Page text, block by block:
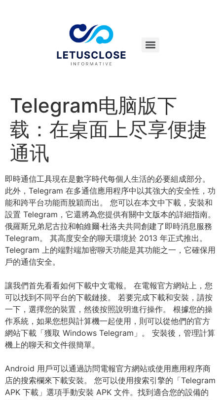
Telegram电脑版下
载：在桌面上尽享便捷
通讯
即時通信工具現在是數字時代每個人生活的必要組成部分。
此外，Telegram 在多通信應用程序中以其強大的安全性，功
能和跨平台功能而脫穎而出。 您可以在本文中下載，安裝和
設置 Telegram，它還將為您提供有關中文版本的詳細指南。
俄羅斯兄弟尼古拉和帕維爾·杜洛夫共同創建了即時消息服務
Telegram。 其高度安全的聊天環境於 2013 年正式推出。
Telegram 上的端對端加密聊天功能是其功能之一，它確保用
戶的通信安全。
讓我們首先看看如何下載中文電報。 在電報官方網站上，您
可以找到不同平台的下載鏈接。 若要完成下載和安裝，請按
一下，選擇您的裝置，然後按照說明進行操作。 根據您的操
作系統，如果您想與計算機一起使用，則可以從他們的官方
網站下載「獲取 Windows Telegram」。 安裝後，管理計算
機上的聊天和文件很簡單。
Android 用戶可以通過訪問電報官方網站或使用應用程序商
店的搜索欄來下載安裝。 您可以使用搜索引擎的「Telegram
APK 下載」選項手動安裝 APK 文件。找到適合您的設備的